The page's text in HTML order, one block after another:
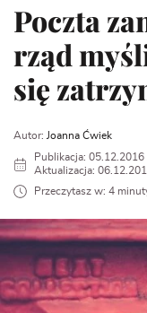
Poczta
rząd
się
Autor: Joanna Ćwiek
Publikacja: 05.12.2016
Aktualizacja:
Przeczytasz w: 4